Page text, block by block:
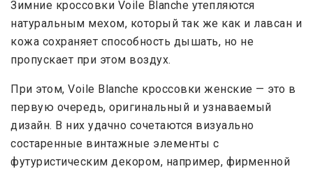
Зимние кроссовки Voile Blanche утепляются
натуральным мехом, который так же как и лавсан и
кожа сохраняет способность дышать, но не
пропускает при этом воздух.
При этом, Voile Blanche кроссовки женские — это в
первую очередь, оригинальный и узнаваемый
дизайн. В них удачно сочетаются визуально
состаренные винтажные элементы с
футуристическим декором, например, фирменной